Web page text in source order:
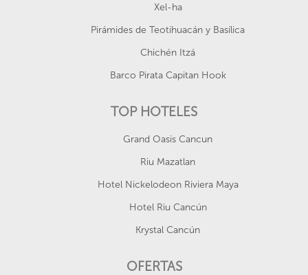
Xel-ha
Pirámides de Teotihuacán y Basílica
Chichén Itzá
Barco Pirata Capitan Hook
TOP HOTELES
Grand Oasis Cancun
Riu Mazatlan
Hotel Nickelodeon Riviera Maya
Hotel Riu Cancún
Krystal Cancún
OFERTAS